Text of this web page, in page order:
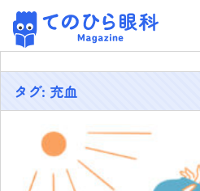
Skip
to
content
タグ: 充血